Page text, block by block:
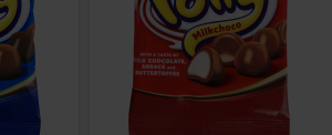
af et fristende sejt indre og
gør Polly så lækker, at det er umuligt